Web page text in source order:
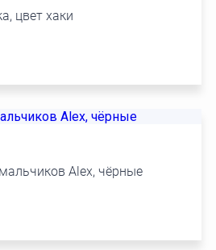
цвет хаки
Alex, чёрные